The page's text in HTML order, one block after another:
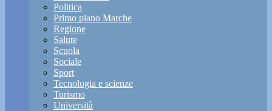
Politica
Primo piano Marche
Regione
Salute
Scuola
Sociale
Sport
Tecnologia e scienze
Turismo
Università